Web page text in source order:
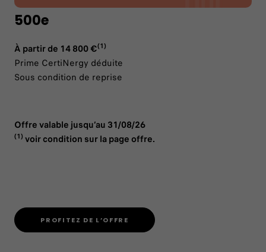
500e
À partir de 14 800 €(1)
Prime CertiNergy déduite
Sous condition de reprise
Offre valable jusqu’au 31/08/26
(1) voir condition sur la page offre.
PROFITEZ DE L’OFFRE